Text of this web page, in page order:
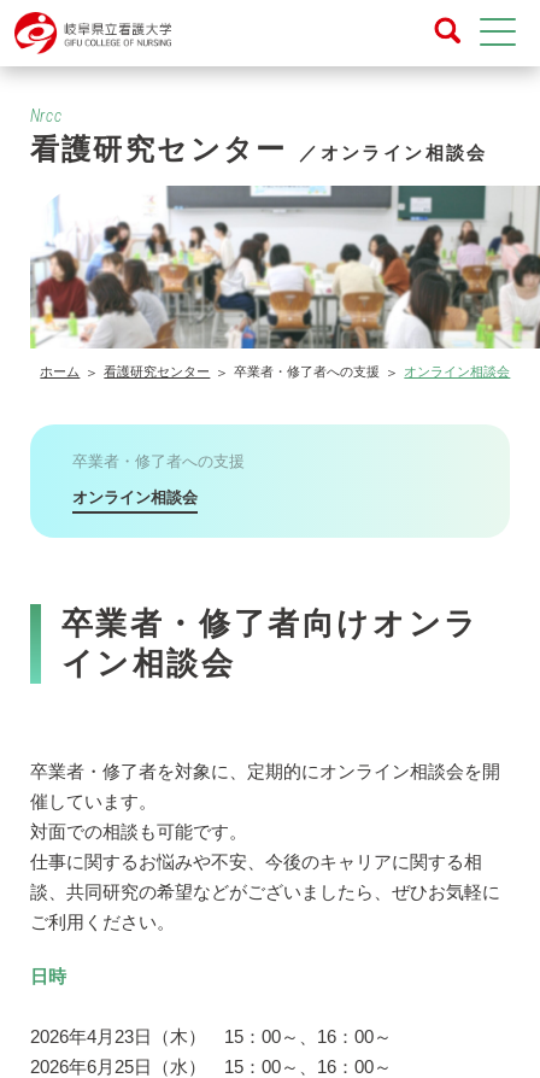
Nrcc
看護研究センター ／オンライン相談会
ホーム 看護研究センター 卒業者・修了者への支援 オンライン相談会
卒業者・修了者への支援
オンライン相談会
卒業者・修了者向けオンラ
イン相談会
卒業者・修了者を対象に、定期的にオンライン相談会を開
催しています。
対面での相談も可能です。
仕事に関するお悩みや不安、今後のキャリアに関する相
談、共同研究の希望などがございましたら、ぜひお気軽に
ご利用ください。
日時
2026年4月23日（木） 15：00～、16：00～
2026年6月25日（水） 15：00～、16：00～